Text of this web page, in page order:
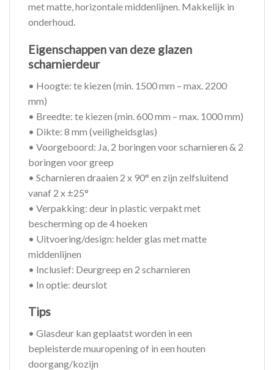
met matte, horizontale middenlijnen. Makkelijk in
onderhoud.
Eigenschappen van deze glazen
scharnierdeur
• Hoogte: te kiezen (min. 1500 mm – max. 2200
mm)
• Breedte: te kiezen (min. 600 mm – max. 1000 mm)
• Dikte: 8 mm (veiligheidsglas)
• Voorgeboord: Ja, 2 boringen voor scharnieren & 2
boringen voor greep
• Scharnieren draaien 2 x 90° en zijn zelfsluitend
vanaf 2 x ±25°
• Verpakking: deur in plastic verpakt met
bescherming op de 4 hoeken
• Uitvoering/design: helder glas met matte
middenlijnen
• Inclusief: Deurgreep en 2 scharnieren
• In optie: deurslot
Tips
• Glasdeur kan geplaatst worden in een
bepleisterde muuropening of in een houten
doorgang/kozijn